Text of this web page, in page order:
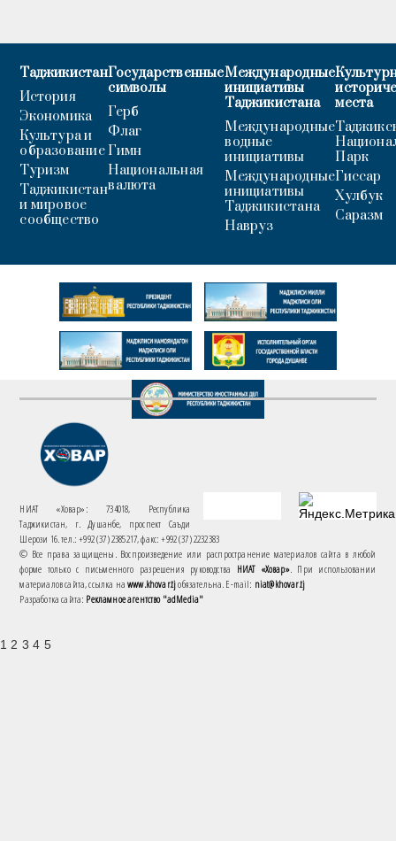
Таджикистан
История
Экономика
Культура и
образование
Туризм
Таджикистан
и мировое
сообщество
Государственные
символы
Герб
Флаг
Гимн
Национальная
валюта
Международные
инициативы
Таджикистана
Международные
водные
инициативы
Международные
инициативы
Таджикистана
Навруз
места
Парк
Гиссар
Хулбук
Саразм
НИАТ «Ховар»: 734018, Республика
Таджикистан, г. Душанбе, проспект Саъди
Шерози 16. тел.: +992 (37) 2385217, факс: +992 (37) 2232383
© Все права защищены. Воспроизведение или распространение материалов сайта в любой
форме только с письменного разрешения руководства НИАТ «Ховар». При использовании
материалов сайта, ссылка наwww.khovar.tjобязательна. E-mail: niat@khovar.tj
Разработка сайта: Рекламное агентство "adMedia"
1 2 3 4 5